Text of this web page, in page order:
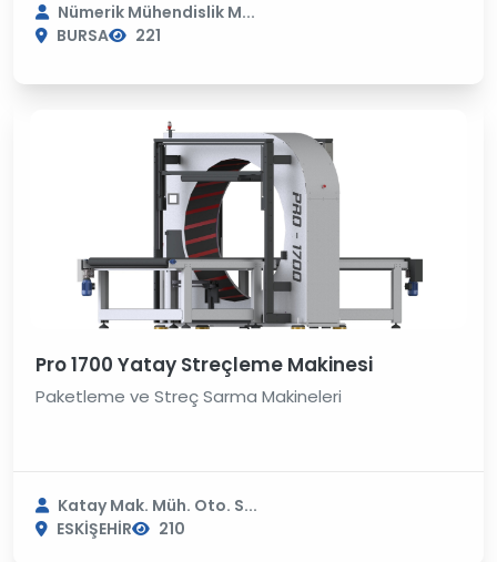
Nümerik Mühendislik M...
BURSA
221
Pro 1700 Yatay Streçleme Makinesi
Paketleme ve Streç Sarma Makineleri
Katay Mak. Müh. Oto. S...
ESKİŞEHİR
210